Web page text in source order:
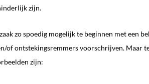
zijn.
zo spoedig mogelijk te beginnen met een
of ontstekingsremmers voorschrijven. Maar
zijn: